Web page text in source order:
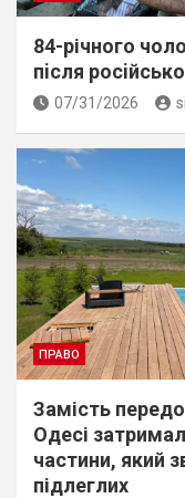
84-річного
пiсля
07/31/2026
ПРАВО
Замість
Одесі
частини, який
підлеглих